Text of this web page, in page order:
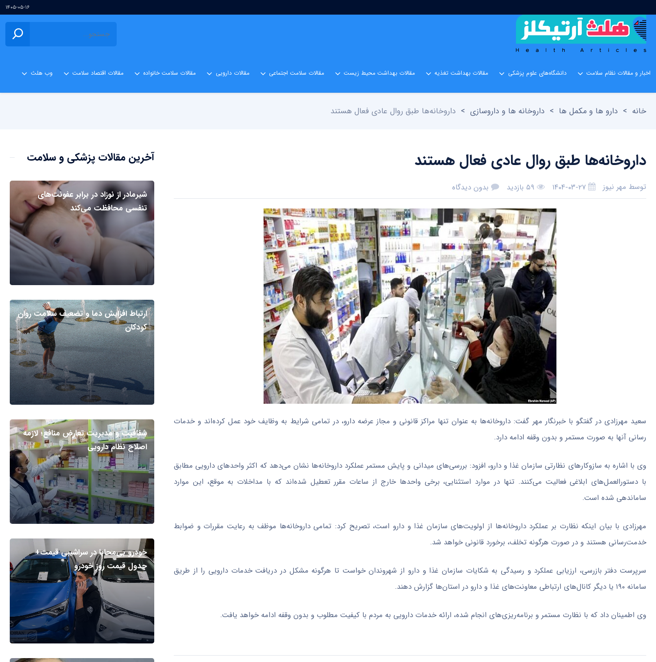
۱۴۰۵-۰۵-۱۶
اخبار و مقالات نظام سلامت دانشگاه‌های علوم پزشکی مقالات بهداشت تغذیه مقالات بهداشت محیط زیست مقالات سلامت اجتماعی مقالات دارویی مقالات سلامت خانواده مقالات اقتصاد سلامت وب هلث
خانه > دارو ها و مکمل ها > داروخانه ها و داروسازی > داروخانه‌ها طبق روال عادی فعال هستند
داروخانه‌ها طبق روال عادی فعال هستند
توسط مهر نیوز ۱۴۰۴-۰۳-۲۷ ۵۹ بازدید بدون دیدگاه
سعید مهرزادی در گفتگو با خبرنگار مهر گفت: داروخانه‌ها به عنوان تنها مراکز قانونی و مجاز عرضه دارو، در تمامی شرایط به وظایف خود عمل کرده‌اند و خدمات
رسانی آنها به صورت مستمر و بدون وقفه ادامه دارد.
وی با اشاره به سازوکارهای نظارتی سازمان غذا و دارو، افزود: بررسی‌های میدانی و پایش مستمر عملکرد داروخانه‌ها نشان می‌دهد که اکثر واحدهای دارویی مطابق
با دستورالعمل‌های ابلاغی فعالیت می‌کنند. تنها در موارد استثنایی، برخی واحدها خارج از ساعات مقرر تعطیل شده‌اند که با مداخلات به موقع، این موارد
ساماندهی شده است.
مهرزادی با بیان اینکه نظارت بر عملکرد داروخانه‌ها از اولویت‌های سازمان غذا و دارو است، تصریح کرد: تمامی داروخانه‌ها موظف به رعایت مقررات و ضوابط
خدمت‌رسانی هستند و در صورت هرگونه تخلف، برخورد قانونی خواهد شد.
سرپرست دفتر بازرسی، ارزیابی عملکرد و رسیدگی به شکایات سازمان غذا و دارو از شهروندان خواست تا هرگونه مشکل در دریافت خدمات دارویی را از طریق
سامانه ۱۹۰ یا دیگر کانال‌های ارتباطی معاونت‌های غذا و دارو در استان‌ها گزارش دهند.
وی اطمینان داد که با نظارت مستمر و برنامه‌ریزی‌های انجام شده، ارائه خدمات دارویی به مردم با کیفیت مطلوب و بدون وقفه ادامه خواهد یافت.
آخرین مقالات پزشکی و سلامت
شیرمادر از نوزاد در برابر عفونت‌های
تنفسی محافظت می‌کند
ارتباط افزایش دما و تضعیف سلامت روان
کودکان
شفافیت و مدیریت تعارض منافع؛ لازمه
اصلاح نظام دارویی
خودرو بی‌محابا در سراشیبی قیمت+
جدول قیمت روز خودرو